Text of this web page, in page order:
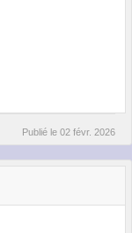
Publié le 02 févr. 2026